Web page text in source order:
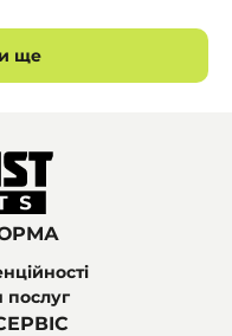
ще
послуг